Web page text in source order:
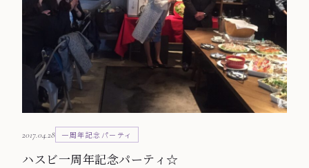
2017.04.28 一周年記念パーティ
ハスビ一周年記念パーティ☆